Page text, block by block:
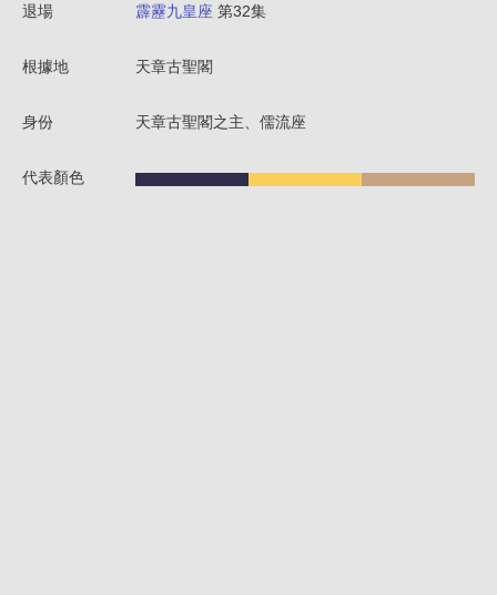
退場 霹靂九皇座 第32集
根據地 天章古聖閣
身份 天章古聖閣之主、儒流座
代表顏色